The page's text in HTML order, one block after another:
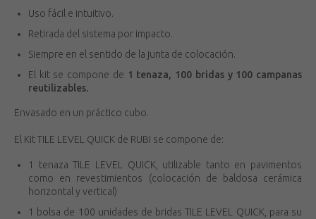
Uso fácil e intuitivo.
Retirada del sistema por impacto.
Siempre en el sentido de la junta de colocación.
El kit se compone de 1 tenaza, 100 bridas y 100 campanas
reutilizables.
Envasado en un práctico cubo.
El Kit TILE LEVEL QUICK de RUBI se compone de:
1 tenaza TILE LEVEL QUICK, utilizable tanto en pavimentos
como en revestimientos (colocación de baldosa cerámica
horizontal y vertical)
1 bolsa de 100 unidades de bridas TILE LEVEL QUICK, para su